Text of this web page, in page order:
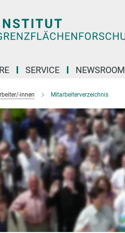
SERVICE NEWSROOM
innen Mitarbeiterverzeichnis